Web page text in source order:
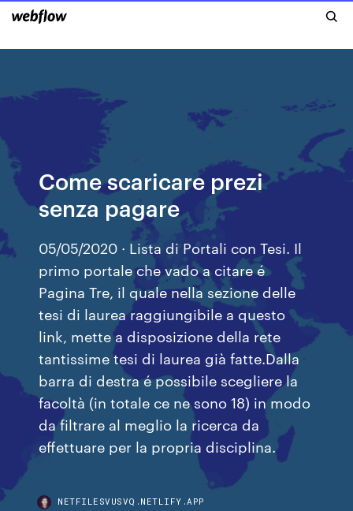
Come scaricare prezi
senza pagare
05/05/2020 · Lista di Portali con Tesi. Il
primo portale che vado a citare é
Pagina Tre, il quale nella sezione delle
tesi di laurea raggiungibile a questo
link, mette a disposizione della rete
tantissime tesi di laurea già fatte.Dalla
barra di destra é possibile scegliere la
facoltà (in totale ce ne sono 18) in modo
da filtrare al meglio la ricerca da
effettuare per la propria disciplina.
NETFILESVUSVQ.NETLIFY.APP